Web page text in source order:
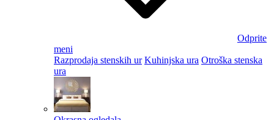
Odprite
meni
Razprodaja stenskih ur Kuhinjska ura Otroška stenska
ura